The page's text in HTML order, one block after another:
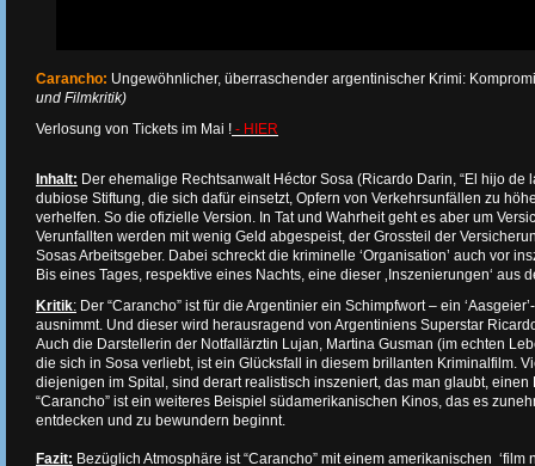
Carancho: Ungewöhnlicher, überraschender argentinischer Krimi:
und Filmkritik)
Verlosung von Tickets im Mai ! - HIER
Inhalt: Der ehemalige Rechtsanwalt Héctor Sosa (Ricardo Darin, “El hijo de
dubiose Stiftung, die sich dafür einsetzt, Opfern von Verkehrsunfällen zu
verhelfen. So die ofizielle Version. In Tat und Wahrheit geht es aber um
Verunfallten werden mit wenig Geld abgespeist, der Grossteil der
Sosas Arbeitsgeber. Dabei schreckt die kriminelle ‘Organisation’ auch vor
Bis eines Tages, respektive eines Nachts, eine dieser ‚Inszenierungen‘ aus
Kritik: Der “Carancho” ist für die Argentinier ein Schimpfwort – ein
ausnimmt. Und dieser wird herausragend von Argentiniens Superstar
Auch die Darstellerin der Notfallärztin Lujan, Martina Gusman (im echten
die sich in Sosa verliebt, ist ein Glücksfall in diesem brillanten Kriminalfilm.
diejenigen im Spital, sind derart realistisch inszeniert, das man glaubt, einen
“Carancho” ist ein weiteres Beispiel südamerikanischen Kinos, das es
entdecken und zu bewundern beginnt.
Fazit: Bezüglich Atmosphäre ist “Carancho” mit einem amerikanischen ‘film